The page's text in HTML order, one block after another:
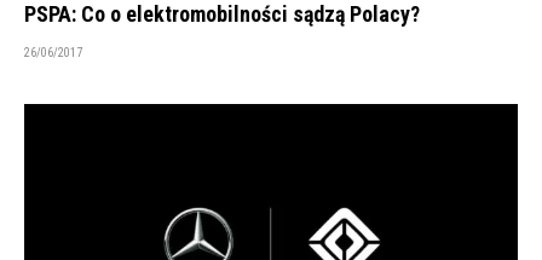
PSPA: Co o elektromobilności sądzą Polacy?
26/06/2017